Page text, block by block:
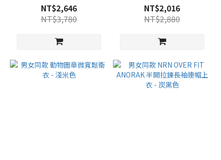
NT$2,646
NT$3,780
NT$2,016
NT$2,880